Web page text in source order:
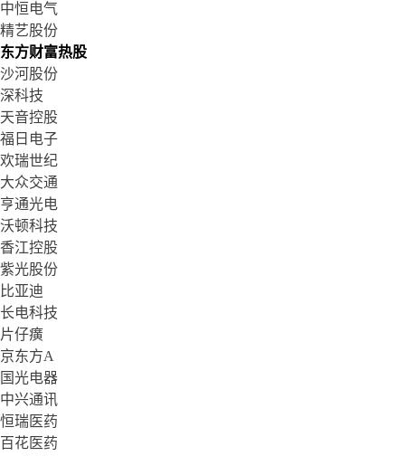
中恒电气
精艺股份
东方财富热股
沙河股份
深科技
天音控股
福日电子
欢瑞世纪
大众交通
亨通光电
沃顿科技
香江控股
紫光股份
比亚迪
长电科技
片仔癀
京东方A
国光电器
中兴通讯
恒瑞医药
百花医药